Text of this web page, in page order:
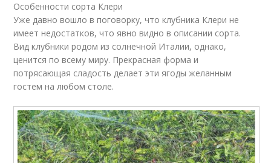
Особенности сорта Клери
Уже давно вошло в поговорку, что клубника Клери не
имеет недостатков, что явно видно в описании сорта.
Вид клубники родом из солнечной Италии, однако,
ценится по всему миру. Прекрасная форма и
потрясающая сладость делает эти ягоды желанным
гостем на любом столе.